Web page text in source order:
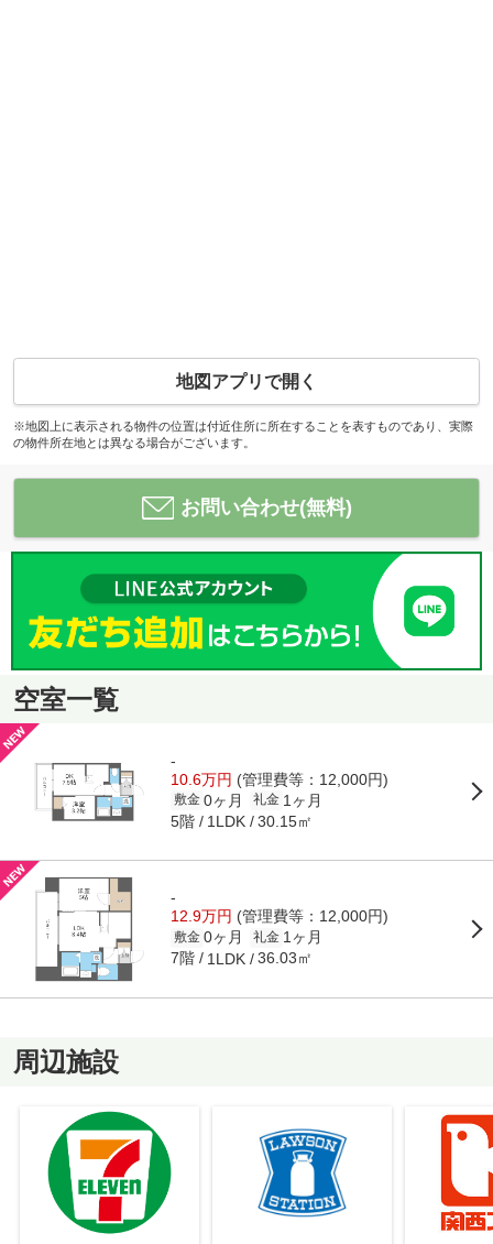
地図アプリで開く
※地図上に表示される物件の位置は付近住所に所在することを表すものであり、実際
の物件所在地とは異なる場合がございます。
お問い合わせ(無料)
空室一覧
-
10.6万円 (管理費等：12,000円)
敷金 0ヶ月 礼金 1ヶ月
5階 1LDK 30.15㎡
-
12.9万円 (管理費等：12,000円)
敷金 0ヶ月 礼金 1ヶ月
7階 1LDK 36.03㎡
周辺施設